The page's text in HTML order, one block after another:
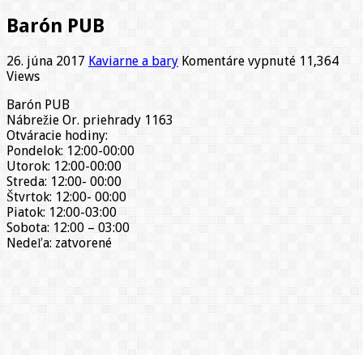
Barón PUB
26. júna 2017 Kaviarne a bary Komentáre vypnuténa11,364
Views
Barón PUB
Nábrežie Or. priehrady 1163
Otváracie hodiny:
Pondelok: 12:00-00:00
Utorok: 12:00-00:00
Streda: 12:00- 00:00
Štvrtok: 12:00- 00:00
Piatok: 12:00-03:00
Sobota: 12:00 – 03:00
Nedeľa: zatvorené